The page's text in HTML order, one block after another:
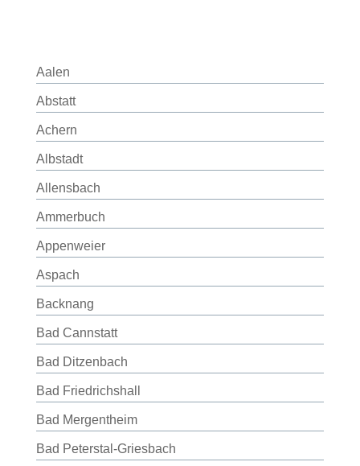
Aalen
Abstatt
Achern
Albstadt
Allensbach
Ammerbuch
Appenweier
Aspach
Backnang
Bad Cannstatt
Bad Ditzenbach
Bad Friedrichshall
Bad Mergentheim
Bad Peterstal-Griesbach